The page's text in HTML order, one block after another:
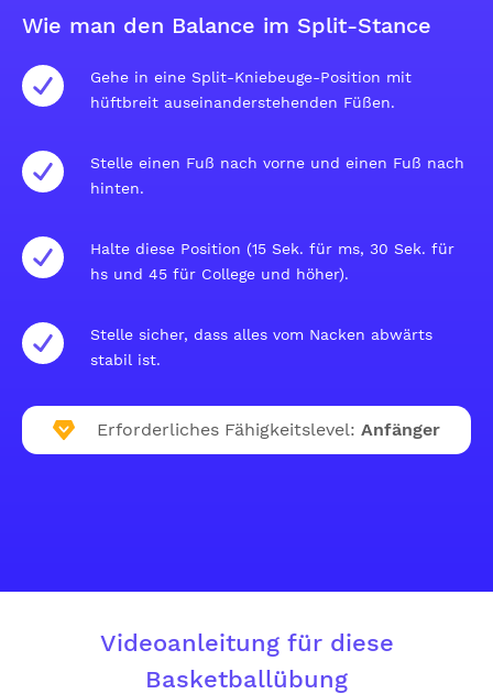
Wie man den Balance im Split-Stance
Gehe in eine Split-Kniebeuge-Position mit
hüftbreit auseinanderstehenden Füßen.
Stelle einen Fuß nach vorne und einen Fuß nach
hinten.
Halte diese Position (15 Sek. für ms, 30 Sek. für
hs und 45 für College und höher).
Stelle sicher, dass alles vom Nacken abwärts
stabil ist.
Erforderliches Fähigkeitslevel: Anfänger
Videoanleitung für diese
Basketballübung